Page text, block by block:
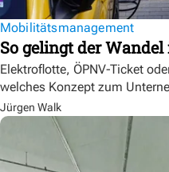
Mobilitätsmanagement
So gelingt der
Elektroflotte, ÖPNV-Ticket
welches Konzept zum
Jürgen Walk